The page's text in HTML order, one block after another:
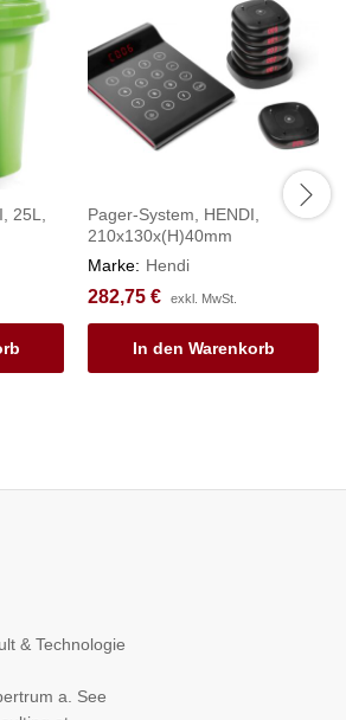
25L,
Pager-System, HENDI,
210x130x(H)40mm
Marke: Hendi
282,75 € exkl. MwSt.
In den Warenkorb
& Technologie
a. See